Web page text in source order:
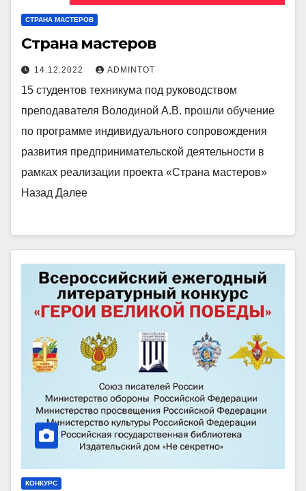
СТРАНА МАСТЕРОВ
Страна мастеров
14.12.2022 ADMINTOT
15 студентов техникума под руководством
преподавателя Володиной А.В. прошли обучение
по программе индивидуального сопровождения
развития предпринимательской деятельности в
рамках реализации проекта «Страна мастеров»
Назад Далее
КОНКУРС